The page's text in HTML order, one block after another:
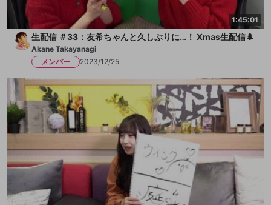
1:45:01
生配信 ＃33：友希ちゃんと久しぶりに…！ Xmas生配信🌲
Akane Takayanagi
メンバー
2023/12/25